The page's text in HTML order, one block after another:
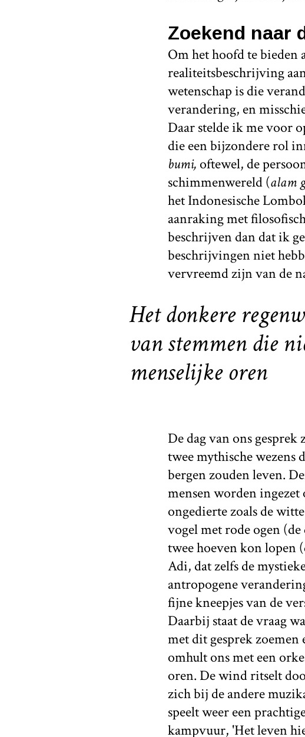
Zoekend naar
Om het hoofd te bieden
realiteitsbeschrijving
wetenschap is die
verandering, en
Daar stelde ik me voor
die een bijzondere rol
bumi, oftewel, de
schimmenwereld (alam
het Indonesische
aanraking met
beschrijven dan dat ik
beschrijvingen niet
vervreemd zijn van de
Het donkere
van stemmen die
menselijke oren
De dag van ons
twee mythische wezens
bergen zouden leven.
mensen worden ingezet
ongedierte zoals de
vogel met rode ogen (de
twee hoeven kon lopen
Adi, dat zelfs de
antropogene
fijne kneepjes van de
Daarbij staat de vraag
met dit gesprek
omhult ons met een
oren. De wind ritselt
zich bij de andere
speelt weer een
kampvuur, 'Het leven